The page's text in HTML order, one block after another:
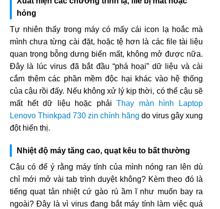
hỏng
Tự nhiên thấy trong máy có mấy cái icon lạ hoắc mà
mình chưa từng cài đặt, hoặc tệ hơn là các file tài liệu
quan trọng bỗng dưng biến mất, không mở được nữa.
Đây là lúc virus đã bắt đầu “phá hoại” dữ liệu và cài
cắm thêm các phần mềm độc hại khác vào hệ thống
của cậu rồi đấy. Nếu không xử lý kịp thời, có thể cậu sẽ
mất hết dữ liệu hoặc phảiThay màn hình Laptop
Lenovo Thinkpad 730 zin chính hãng do virus gây xung
đột hiển thị.
Nhiệt độ máy tăng cao, quạt kêu to bất thường
Cậu có để ý rằng máy tính của mình nóng ran lên dù
chỉ mới mở vài tab trình duyệt không? Kèm theo đó là
tiếng quạt tản nhiệt cứ gào rú ầm ĩ như muốn bay ra
ngoài? Đây là vì virus đang bắt máy tính làm việc quá